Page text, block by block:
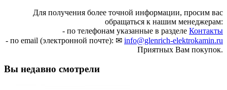
Для получения более точной информации, просим вас
обращаться к нашим менеджерам:
- по телефонам указанные в разделе Контакты
- по email (электронной почте): ✉ info@glenrich-elektrokamin.ru
Приятных Вам покупок.
Вы недавно смотрели